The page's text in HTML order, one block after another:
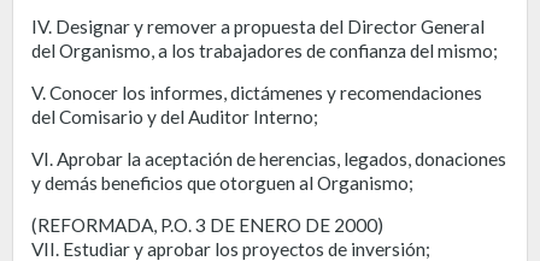
IV. Designar y remover a propuesta del Director General
del Organismo, a los trabajadores de confianza del mismo;
V. Conocer los informes, dictámenes y recomendaciones
del Comisario y del Auditor Interno;
VI. Aprobar la aceptación de herencias, legados, donaciones
y demás beneficios que otorguen al Organismo;
(REFORMADA, P.O. 3 DE ENERO DE 2000)
VII. Estudiar y aprobar los proyectos de inversión;